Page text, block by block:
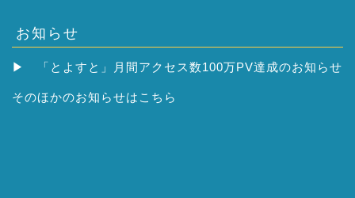
お知らせ
▶ 「とよすと」月間アクセス数100万PV達成のお知らせ
そのほかのお知らせはこちら